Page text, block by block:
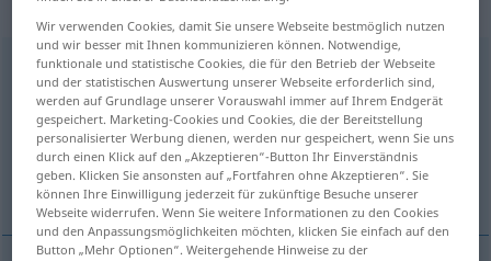
„fundieren“
fundieren [fʊnˈdiːrən] <fundieren>
Übersicht aller Übersetzungen
(Für mehr Details die Übersetzung anklicken/antippen)
fundamentar, assegurar
Wir verwenden Cookies, damit Sie unsere Webseite bestmöglich nutzen
und wir besser mit Ihnen kommunizieren können. Notwendige,
funktionale und statistische Cookies, die für den Betrieb der Webseite
und der statistischen Auswertung unserer Webseite erforderlich sind,
werden auf Grundlage unserer Vorauswahl immer auf Ihrem Endgerät
gespeichert. Marketing-Cookies und Cookies, die der Bereitstellung
personalisierter Werbung dienen, werden nur gespeichert, wenn Sie uns
durch einen Klick auf den „Akzeptieren“-Button Ihr Einverständnis
geben. Klicken Sie ansonsten auf „Fortfahren ohne Akzeptieren“. Sie
können Ihre Einwilligung jederzeit für zukünftige Besuche unserer
Webseite widerrufen. Wenn Sie weitere Informationen zu den Cookies
und den Anpassungsmöglichkeiten möchten, klicken Sie einfach auf den
Button „Mehr Optionen“. Weitergehende Hinweise zu der